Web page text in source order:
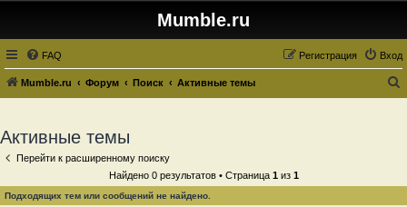
Mumble.ru
FAQ Вход
Регистрация
Mumble.ru Форум Поиск Активные темы
Активные темы
Перейти к расширенному поиску
Найдено 0 результатов • Страница 1из 1
Подходящих тем или сообщений не найдено.